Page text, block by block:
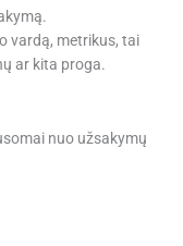
vardą, metrikus, tai
ar kita proga.
nuo užsakymų